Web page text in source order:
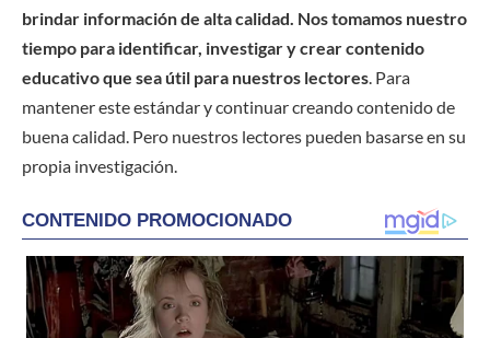
brindar información de alta calidad. Nos tomamos nuestro
tiempo para identificar, investigar y crear contenido
educativo que sea útil para nuestros lectores . Para
mantener este estándar y continuar creando contenido de
buena calidad. Pero nuestros lectores pueden basarse en su
propia investigación.